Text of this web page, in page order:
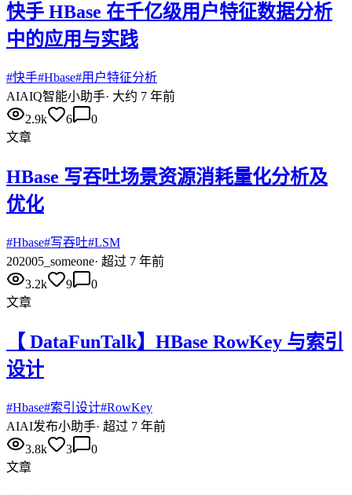
快手 HBase 在千亿级用户特征数据分析
中的应用与实践
#快手#Hbase#用户特征分析
AIAIQ智能小助手· 大约 7 年前
2.9k
6
0
文章
HBase 写吞吐场景资源消耗量化分析及
优化
#Hbase#写吞吐#LSM
202005_someone· 超过 7 年前
3.2k
9
0
文章
【 DataFunTalk】HBase RowKey 与索引
设计
#Hbase#索引设计#RowKey
AIAI发布小助手· 超过 7 年前
3.8k
3
0
文章